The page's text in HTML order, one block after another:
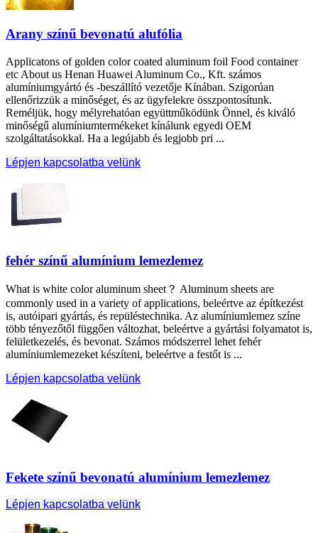
Arany színű bevonatú alufólia
Applicatons of golden color coated aluminum foil Food container
etc About us Henan Huawei Aluminum Co., Kft. számos
alumíniumgyártó és -beszállító vezetője Kínában. Szigorúan
ellenőrizzük a minőséget, és az ügyfelekre összpontosítunk.
Reméljük, hogy mélyrehatóan együttműködünk Önnel, és kiváló
minőségű alumíniumtermékeket kínálunk egyedi OEM
szolgáltatásokkal. Ha a legújabb és legjobb pri ...
Lépjen kapcsolatba velünk
fehér színű alumínium lemezlemez
What is white color aluminum sheet？ Aluminum sheets are
commonly used in a variety of applications, beleértve az építkezést
is, autóipari gyártás, és repüléstechnika. Az alumíniumlemez színe
több tényezőtől függően változhat, beleértve a gyártási folyamatot is,
felületkezelés, és bevonat. Számos módszerrel lehet fehér
alumíniumlemezeket készíteni, beleértve a festőt is ...
Lépjen kapcsolatba velünk
Fekete színű bevonatú alumínium lemezlemez
Lépjen kapcsolatba velünk